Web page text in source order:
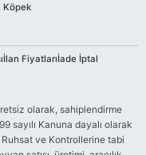
Köpek
İlan Fiyatlarıİade İptal
olarak, sahiplendirme
sayılı Kanuna dayalı olarak
Ruhsat ve Kontrollerine tabi